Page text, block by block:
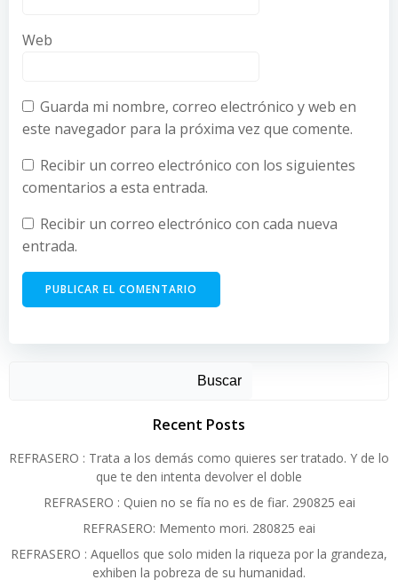
Web
Guarda mi nombre, correo electrónico y web en
este navegador para la próxima vez que comente.
Recibir un correo electrónico con los siguientes
comentarios a esta entrada.
Recibir un correo electrónico con cada nueva
entrada.
Buscar
Recent Posts
REFRASERO : Trata a los demás como quieres ser tratado. Y de lo
que te den intenta devolver el doble
REFRASERO : Quien no se fía no es de fiar. 290825 eai
REFRASERO: Memento mori. 280825 eai
REFRASERO : Aquellos que solo miden la riqueza por la grandeza,
exhiben la pobreza de su humanidad.